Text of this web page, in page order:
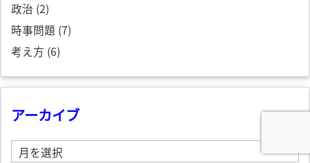
政治 (2)
時事問題 (7)
考え方 (6)
アーカイブ
ア